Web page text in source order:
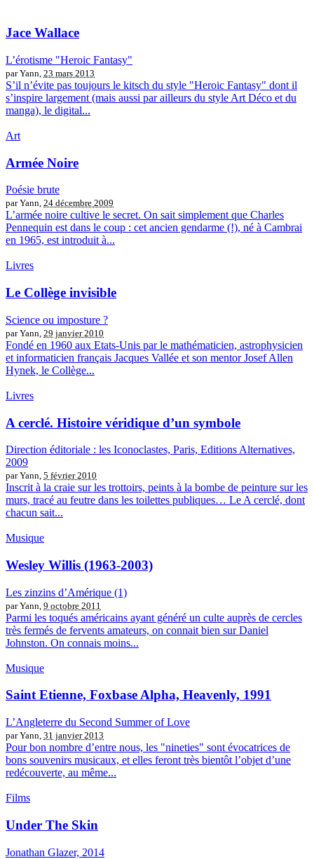
Jace Wallace
L’érotisme "Heroic Fantasy"
par Yann, 23 mars 2013
S’il n’évite pas toujours le kitsch du style "Heroic Fantasy" dont il
s’inspire largement (mais aussi par ailleurs du style Art Déco et du
manga), le digital...
Art
Armée Noire
Poésie brute
par Yann, 24 décembre 2009
L’armée noire cultive le secret. On sait simplement que Charles
Pennequin est dans le coup : cet ancien gendarme (!), né à Cambrai
en 1965, est introduit à...
Livres
Le Collège invisible
Science ou imposture ?
par Yann, 29 janvier 2010
Fondé en 1960 aux Etats-Unis par le mathématicien, astrophysicien
et informaticien français Jacques Vallée et son mentor Josef Allen
Hynek, le Collège...
Livres
A cerclé. Histoire véridique d’un symbole
Direction éditoriale : les Iconoclastes, Paris, Editions Alternatives,
2009
par Yann, 5 février 2010
Inscrit à la craie sur les trottoirs, peints à la bombe de peinture sur les
murs, tracé au feutre dans les toilettes publiques… Le A cerclé, dont
chacun sait...
Musique
Wesley Willis (1963-2003)
Les zinzins d’Amérique (1)
par Yann, 9 octobre 2011
Parmi les toqués américains ayant généré un culte auprès de cercles
très fermés de fervents amateurs, on connait bien sur Daniel
Johnston. On connais moins...
Musique
Saint Etienne, Foxbase Alpha, Heavenly, 1991
L’Angleterre du Second Summer of Love
par Yann, 31 janvier 2013
Pour bon nombre d’entre nous, les "nineties" sont évocatrices de
bons souvenirs musicaux, et elles feront très bientôt l’objet d’une
redécouverte, au même...
Films
Under The Skin
Jonathan Glazer, 2014